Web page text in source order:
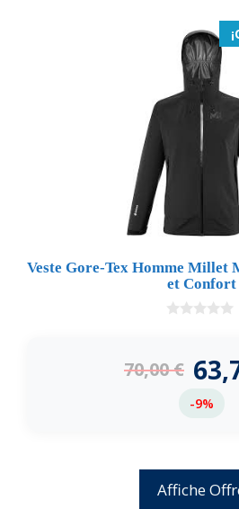
Veste Gore-Tex Homme Millet
et Confort
5
70,00€
-9%
Affiche